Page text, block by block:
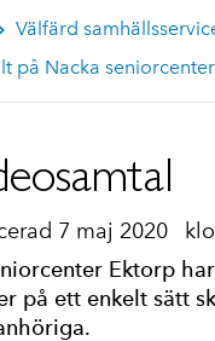
Välfärd
på Nacka
7 maj 2020
Ektorp
på ett enkelt sätt